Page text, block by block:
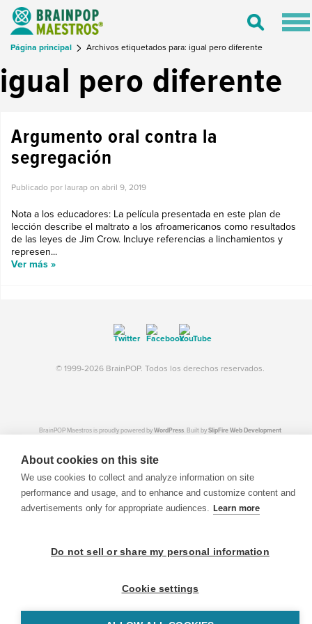
Toggle
Página principal Archivos etiquetados para: igual pero diferente
igual pero diferente
Argumento oral contra la
segregación
Publicado por laurap on abril 9, 2019
Nota a los educadores: La película presentada en este plan de
lección describe el maltrato a los afroamericanos como resultados
de las leyes de Jim Crow. Incluye referencias a linchamientos y
represen...
Ver más »
© 1999-2026 BrainPOP. Todos los derechos reservados.
BrainPOP Maestros is proudly powered byWordPress. Built bySlipFire Web Development
About cookies on this site
We use cookies to collect and analyze information on site
performance and usage, and to enhance and customize content and
advertisements only for appropriate audiences. Learn more
Do not sell or share my personal information
Cookie settings